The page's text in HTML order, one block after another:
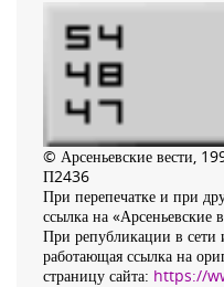
© Арсеньевские вести,
П2436
При перепечатке и при
ссылка на «Арсеньевские
При републикации в сети
работающая ссылка на
страницу сайта: https://